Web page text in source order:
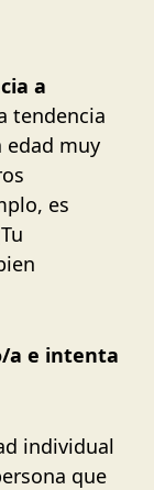
a
tendencia
edad muy
es
a e intenta
individual
que